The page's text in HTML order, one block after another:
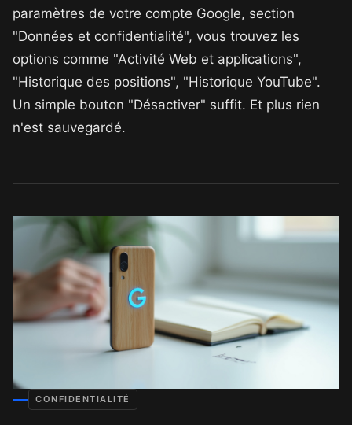
paramètres de votre compte Google, section
"Données et confidentialité", vous trouvez les
options comme "Activité Web et applications",
"Historique des positions", "Historique YouTube".
Un simple bouton "Désactiver" suffit. Et plus rien
n'est sauvegardé.
CONFIDENTIALITÉ